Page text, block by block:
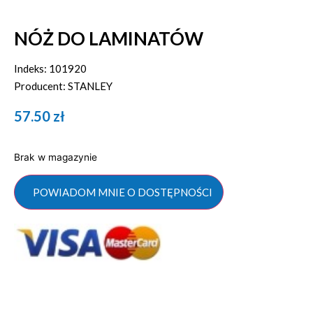
NÓŻ DO LAMINATÓW
Indeks: 101920
Producent: STANLEY
57.50 zł
Brak w magazynie
POWIADOM MNIE O DOSTĘPNOŚCI